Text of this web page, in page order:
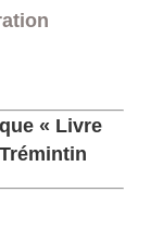
« Livre